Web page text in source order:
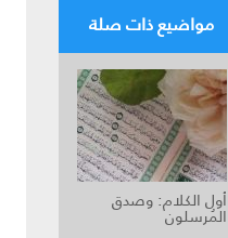
مواضيع ذات صلة
أول الكلام: وصدق
المُرسلون